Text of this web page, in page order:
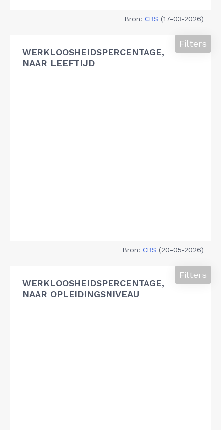
Bron: CBS (17-03-2026)
WERKLOOSHEIDSPERCENTAGE,
NAAR LEEFTIJD
Filters
Bron: CBS (20-05-2026)
WERKLOOSHEIDSPERCENTAGE,
NAAR OPLEIDINGSNIVEAU
Filters